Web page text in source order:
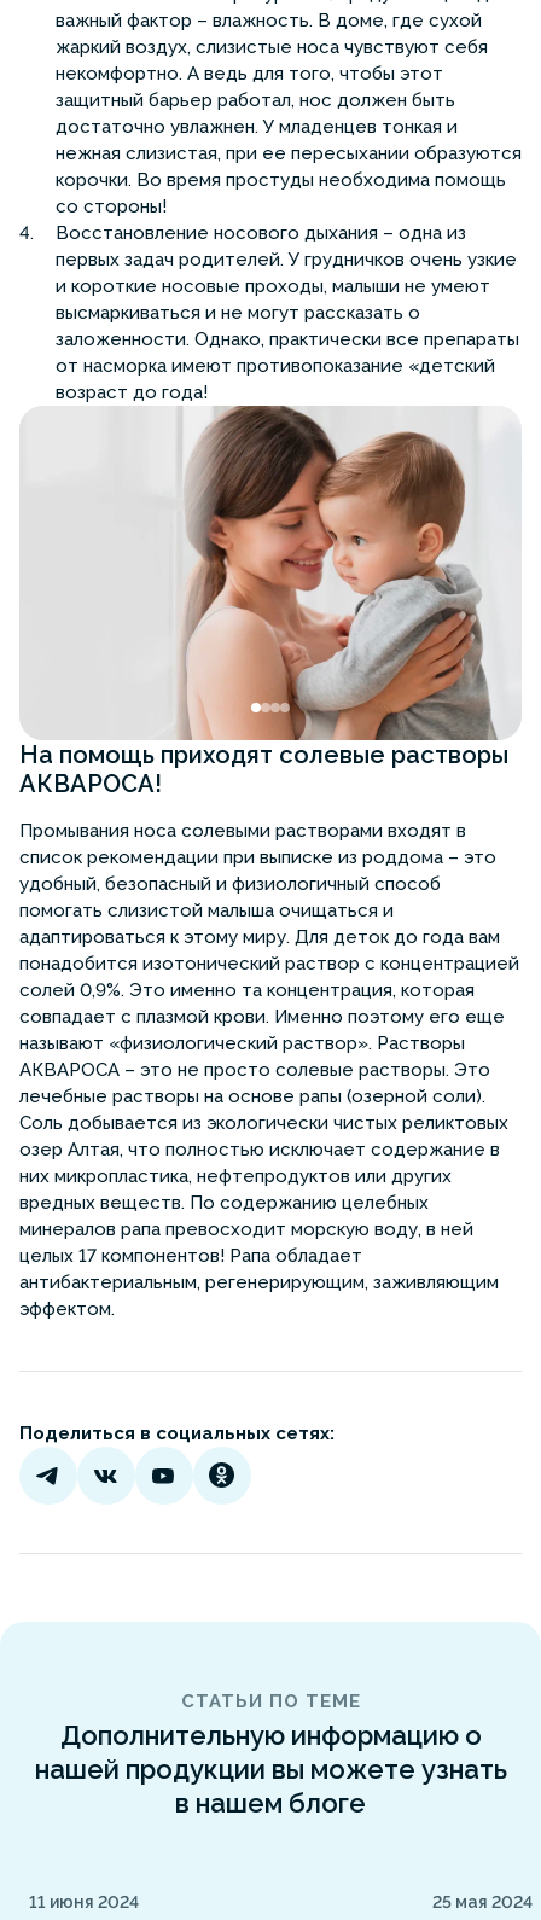
важный фактор – влажность. В доме, где сухой
жаркий воздух, слизистые носа чувствуют себя
некомфортно. А ведь для того, чтобы этот
защитный барьер работал, нос должен быть
достаточно увлажнен. У младенцев тонкая и
нежная слизистая, при ее пересыхании образуются
корочки. Во время простуды необходима помощь
со стороны!
Восстановление носового дыхания – одна из
первых задач родителей. У грудничков очень узкие
и короткие носовые проходы, малыши не умеют
высмаркиваться и не могут рассказать о
заложенности. Однако, практически все препараты
от насморка имеют противопоказание «детский
возраст до года!
На помощь приходят солевые растворы
АКВАРОСА!
Промывания носа солевыми растворами входят в
список рекомендации при выписке из роддома – это
удобный, безопасный и физиологичный способ
помогать слизистой малыша очищаться и
адаптироваться к этому миру. Для деток до года вам
понадобится изотонический раствор с концентрацией
солей 0,9%. Это именно та концентрация, которая
совпадает с плазмой крови. Именно поэтому его еще
называют «физиологический раствор». Растворы
АКВАРОСА – это не просто солевые растворы. Это
лечебные растворы на основе рапы (озерной соли).
Соль добывается из экологически чистых реликтовых
озер Алтая, что полностью исключает содержание в
них микропластика, нефтепродуктов или других
вредных веществ. По содержанию целебных
минералов рапа превосходит морскую воду, в ней
целых 17 компонентов! Рапа обладает
антибактериальным, регенерирующим, заживляющим
эффектом.
Поделиться в социальных сетях:
СТАТЬИ ПО ТЕМЕ
Дополнительную информацию о
нашей продукции вы можете узнать
в нашем блоге
11 июня 2024 25 мая 2024